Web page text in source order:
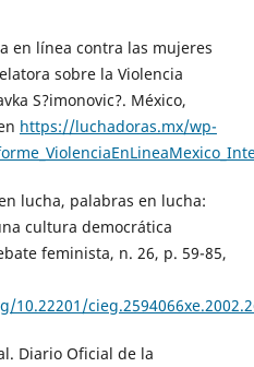
en línea contra las mujeres
sobre la Violencia
S?imonovic?. México,
https://luchadoras.mx/wp-
lucha, palabras en lucha:
cultura democrática
feminista, n. 26, p. 59-85,
Diario Oficial de la